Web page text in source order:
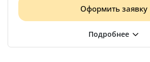
Оформить заявку